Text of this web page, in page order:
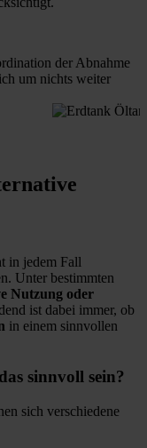
der Abnahme
um nichts weiter
in jedem Fall
Unter bestimmten
Nutzung oder
ist dabei immer, ob
in einem sinnvollen
sinnvoll sein?
sich verschiedene